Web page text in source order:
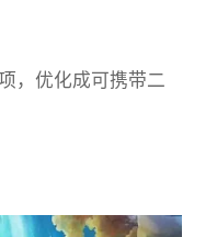
，优化成可携带二